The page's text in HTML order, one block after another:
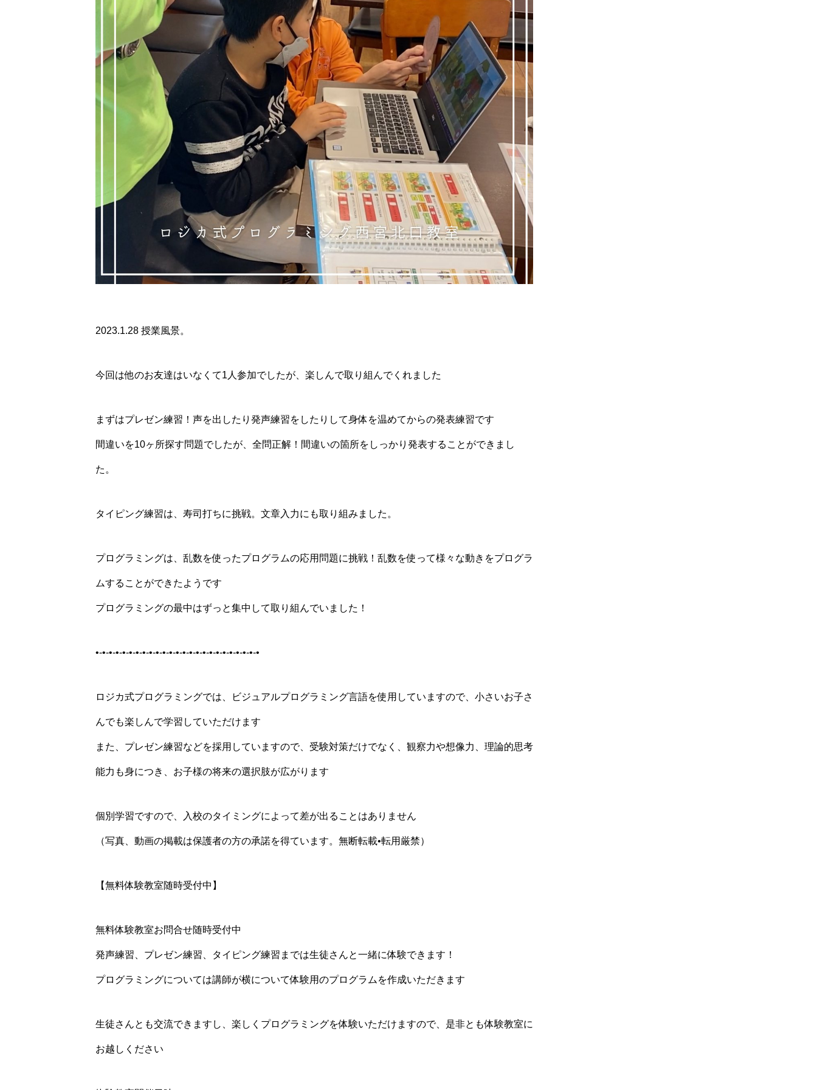
2023.1.28 授業風景。
今回は他のお友達はいなくて1人参加でしたが、楽しんで取り組んでくれました
まずはプレゼン練習！声を出したり発声練習をしたりして身体を温めてからの発表練習です
間違いを10ヶ所探す問題でしたが、全問正解！間違いの箇所をしっかり発表することができまし
た。
タイピング練習は、寿司打ちに挑戦。文章入力にも取り組みました。
プログラミングは、乱数を使ったプログラムの応用問題に挑戦！乱数を使って様々な動きをプログラ
ムすることができたようです
プログラミングの最中はずっと集中して取り組んでいました！
•-•-•-•-•-•-•-•-•-•-•-•-•-•-•-•-•-•-•-•-•-•-•-•-•
ロジカ式プログラミングでは、ビジュアルプログラミング言語を使用していますので、小さいお子さ
んでも楽しんで学習️していただけます
また、プレゼン練習などを採用していますので、受験対策だけでなく、観察力や想像力、理論的思考
能力も身につき、お子様の将来の選択肢が広がります
個別学習ですので、入校のタイミングによって差が出ることはありません
（写真、動画の掲載は保護者の方の承諾を得ています。無断転載•転用厳禁）
【無料体験教室随時受付中】
無料体験教室お問合せ随時受付中️
発声練習、プレゼン練習、タイピング練習までは生徒さんと一緒に体験できます！
プログラミングについては講師が横について体験用のプログラムを作成いただきます
生徒さんとも交流できますし、楽しくプログラミングを体験いただけますので、是非とも体験教室に
お越しください